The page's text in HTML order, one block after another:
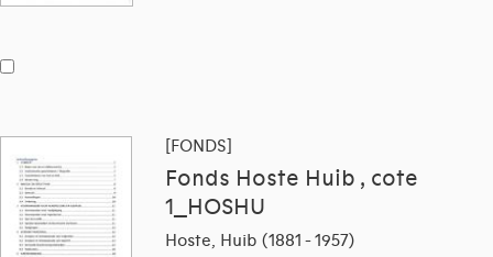
[FONDS]
Fonds Hoste Huib , cote
1_HOSHU
Hoste, Huib (1881 - 1957)